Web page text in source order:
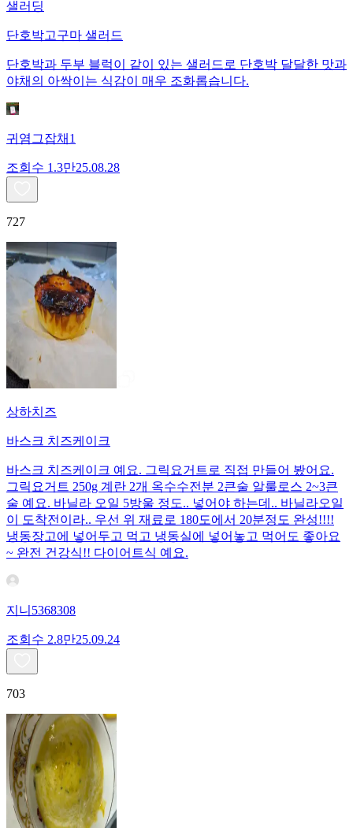
샐러딩
단호박고구마 샐러드
단호박과 두부 블럭이 같이 있는 샐러드로 단호박 달달한 맛과
야채의 아싹이는 식감이 매우 조화롭습니다.
귀염그잡채1
조회수 1.3만25.08.28
727
상하치즈
바스크 치즈케이크
바스크 치즈케이크 예요. 그릭요거트로 직접 만들어 봤어요.
그릭요거트 250g 계란 2개 옥수수전분 2큰술 알룰로스 2~3큰
술 예요. 바닐라 오일 5방울 정도.. 넣어야 하는데.. 바닐라오일
이 도착전이라.. 우선 위 재료로 180도에서 20분정도 완성!!!!
냉동장고에 넣어두고 먹고 냉동실에 넣어놓고 먹어도 좋아요
~ 완전 건강식!! 다이어트식 예요.
지니5368308
조회수 2.8만25.09.24
703